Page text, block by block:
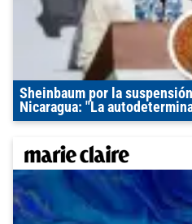
Sheinbaum por la
Nicaragua: "La